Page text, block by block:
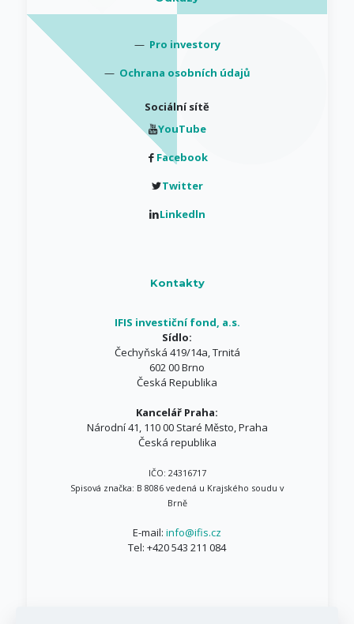
— Pro investory
— Ochrana osobních údajů
Sociální sítě
YouTube
Facebook
Twitter
Linkedln
Kontakty
IFIS investiční fond, a.s.
Sídlo:
Čechyňská 419/14a, Trnitá
602 00 Brno
Česká Republika
Kancelář Praha:
Národní 41, 110 00 Staré Město, Praha
Česká republika
IČO: 24316717
Spisová značka: B 8086 vedená u Krajského soudu v
Brně
E-mail: info@ifis.cz
Tel: +420 543 211 084